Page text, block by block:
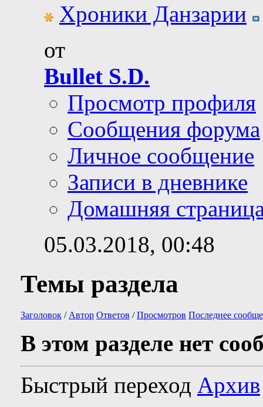
Хроники Данзарии
от
Bullet S.D.
Просмотр профиля
Сообщения форума
Личное сообщение
Записи в дневнике
Домашняя
05.03.2018, 00:48
Темы раздела
Заголовок / Автор Ответов /Просмотров Последнее
В этом разделе нет
Быстрый переход Архив